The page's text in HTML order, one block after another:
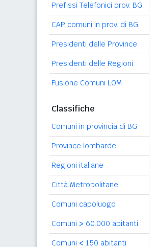
Prefissi Telefonici prov. BG
CAP comuni in prov. di BG
Presidenti delle Province
Presidenti delle Regioni
Fusione Comuni LOM
Classifiche
Comuni in provincia di BG
Province lombarde
Regioni italiane
Città Metropolitane
Comuni capoluogo
Comuni > 60.000 abitanti
Comuni < 150 abitanti